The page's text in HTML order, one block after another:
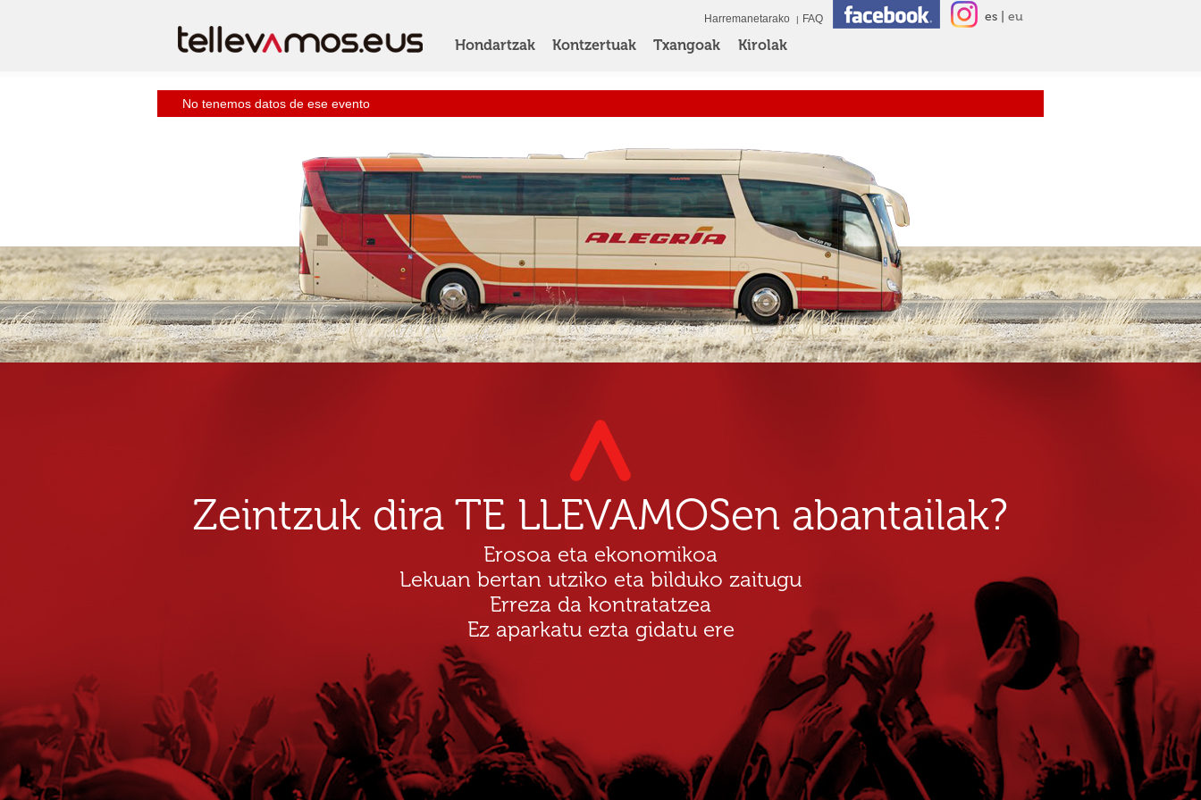
Hondartzak Kontzertuak Txangoak Kirolak
Harremanetarako FAQ es eu
No tenemos datos de ese evento
Zeintzuk dira TE LLEVAMOSen abantailak?
Erosoa eta ekonomikoa
Lekuan bertan utziko eta bilduko zaitugu
Erreza da kontratatzea
Ez aparkatu ezta gidatu ere